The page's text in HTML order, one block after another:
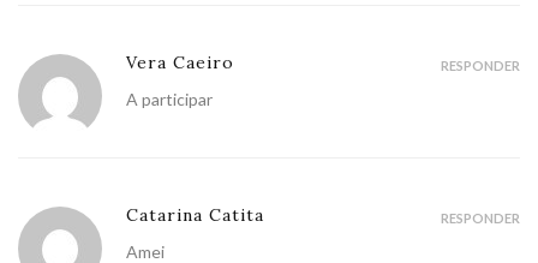
Vera Caeiro
A participar
RESPONDER
Catarina Catita
Amei
RESPONDER